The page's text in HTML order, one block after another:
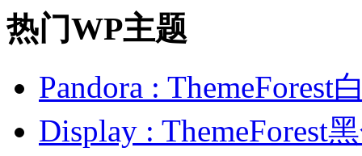
热门WP主题
Pandora : ThemeForest
Display : ThemeForest